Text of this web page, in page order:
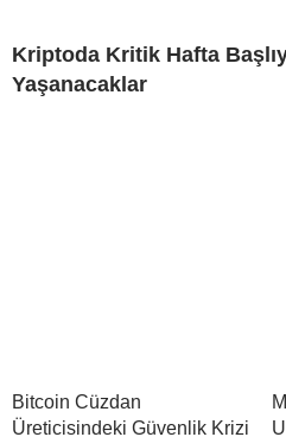
Kriptoda Kritik Hafta
Yaşanacaklar
Bitcoin Cüzdan
Üreticisindeki Güvenlik Krizi